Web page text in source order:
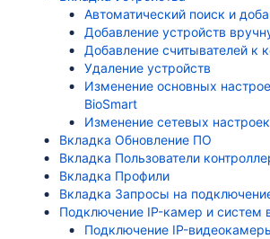
Автоматический поиск и
Добавление устройств
Добавление считывателей к
Удаление устройств
Изменение основных
BioSmart
Изменение сетевых
Вкладка Обновление ПО
Вкладка Пользователи
Вкладка Профили
Вкладка Запросы на
Подключение IP-камер и систем
Подключение IP-